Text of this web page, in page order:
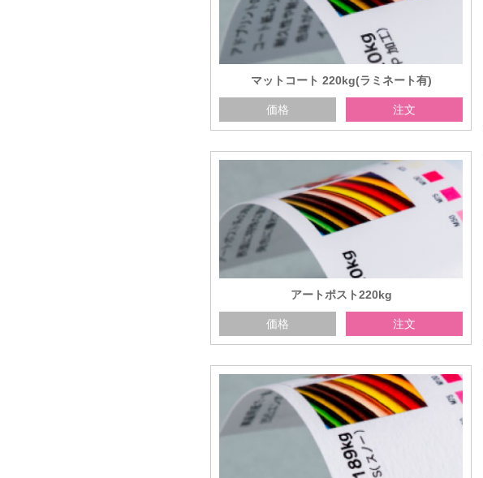
マットコート 220kg(ラミネート有)
価格 注文
アートポスト220kg
価格 注文